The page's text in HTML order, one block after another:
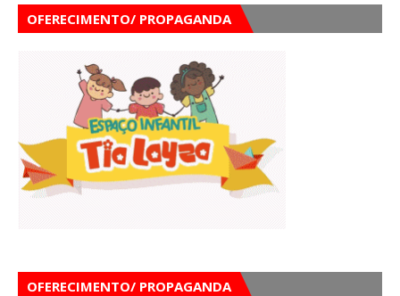
OFERECIMENTO/ PROPAGANDA
OFERECIMENTO/ PROPAGANDA